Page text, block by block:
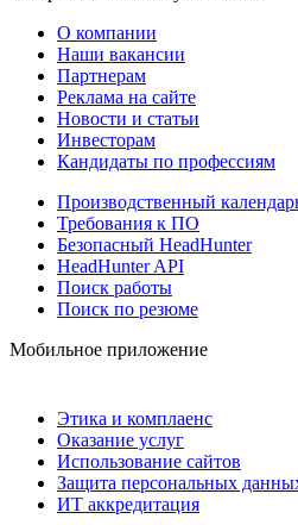
О компании
Наши вакансии
Партнерам
Реклама на сайте
Новости и статьи
Инвесторам
Кандидаты по профессиям
Производственный
Требования к ПО
Безопасный HeadHunter
HeadHunter API
Поиск работы
Поиск по резюме
Мобильное приложение
Этика и комплаенс
Оказание услуг
Использование сайтов
Защита персональных
ИТ аккредитация